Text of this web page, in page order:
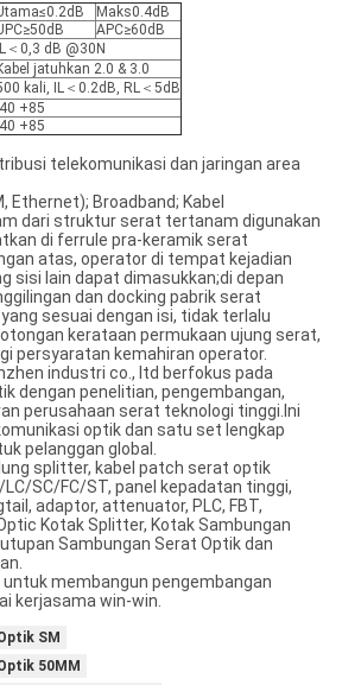
Maks0.4dB
APC≥60dB
IL＜0,3 dB @30N
jatuhkan 2.0 & 3.0
kali, IL＜0.2dB, RL＜5dB
+85
+85
telekomunikasi dan jaringan area
Ethernet); Broadband; Kabel
dari struktur serat tertanam digunakan
di ferrule pra-keramik serat
atas, operator di tempat kejadian
sisi lain dapat dimasukkan;di depan
dan docking pabrik serat
sesuai dengan isi, tidak terlalu
kerataan permukaan ujung serat,
persyaratan kemahiran operator.
industri co., ltd berfokus pada
dengan penelitian, pengembangan,
perusahaan serat teknologi tinggi.Ini
optik dan satu set lengkap
pelanggan global.
splitter, kabel patch serat optik
SC/FC/ST, panel kepadatan tinggi,
adaptor, attenuator, PLC, FBT,
Kotak Splitter, Kotak Sambungan
Sambungan Serat Optik dan
membangun pengembangan
kerjasama win-win.
SM
50MM